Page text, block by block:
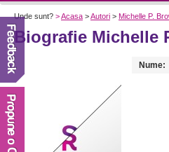
Unde sunt? >Acasa >Autori > Michelle P.
Biografie Michelle
Nume: